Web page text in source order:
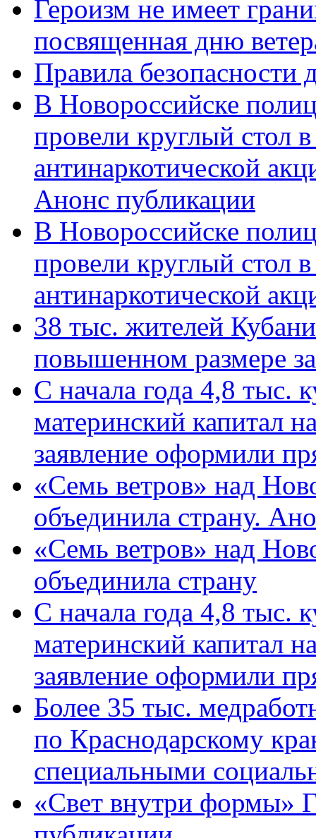
Героизм не имеет
посвященная дню
Правила безопасности
В Новороссийске
провели круглый стол
антинаркотической
Анонс публикации
В Новороссийске
провели круглый стол
антинаркотической
38 тыс. жителей
повышенном размере
С начала года 4,8 тыс.
материнский капитал
заявление оформили
«Семь ветров» над
объединила страну.
«Семь ветров» над
объединила страну
С начала года 4,8 тыс.
материнский капитал
заявление оформили
Более 35 тыс.
по Краснодарскому
специальными
«Свет внутри формы»